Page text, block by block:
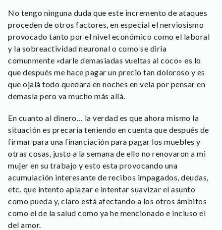
No tengo ninguna duda que este incremento de ataques
proceden de otros factores, en especial el nerviosismo
provocado tanto por el nivel económico como el laboral
y la sobreactividad neuronal o como se diría
comunmente «darle demasiadas vueltas al coco» es lo
que después me hace pagar un precio tan doloroso y es
que ojalá todo quedara en noches en vela por pensar en
demasía pero va mucho más allá.
En cuanto al dinero… la verdad es que ahora mismo la
situación es precaria teniendo en cuenta que después de
firmar para una financiación para pagar los muebles y
otras cosas, justo a la semana de ello no renovaron a mi
mujer en su trabajo y esto esta provocando una
acumulación interesante de recibos impagados, deudas,
etc. que intento aplazar e intentar suavizar el asunto
como pueda y, claro está afectando a los otros ámbitos
como el de la salud como ya he mencionado e incluso el
del amor.